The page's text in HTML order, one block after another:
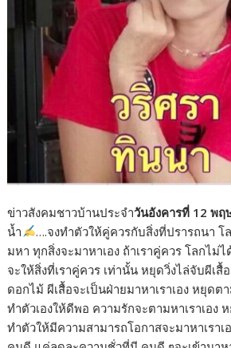
ข่าวสังคมชาวบ้านประจำวันอังคารที่ 12 พ
น้ำ
….จงทำตัวให้คู่ควรกับสิ่งที่ปรารถนา โ
มหา ทุกสิ่งจะมาหาเอง ถ้าเราคู่ควร โลกไม่
จะให้สิ่งที่เราคู่ควร เท่านั้น หยุดวิ่งไล่จับผีเสื้
ดอกไม้ ผีเสื้อจะเป็นฝ่ายมาหาเราเอง หยุดต
ทำตัวเองให้ดีพอ ความรักจะตามหาเราเอง
ทำตัวให้มีความสามารถโอกาสจะมาหาเราเ